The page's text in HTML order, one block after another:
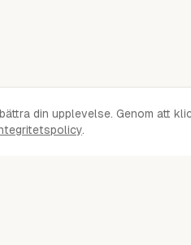
din upplevelse. Genom att
.